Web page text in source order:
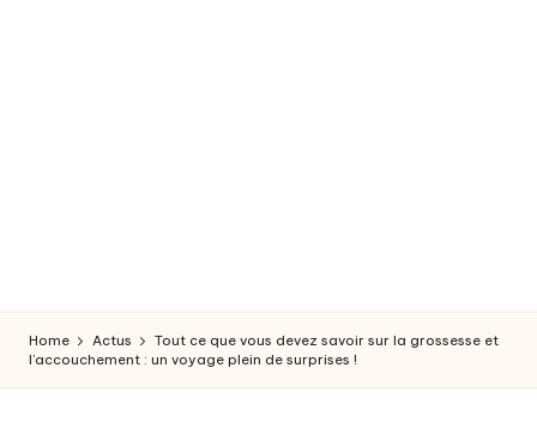
e
e
Home Actus
Tout ce que vous devez savoir sur la grossesse et
l’accouchement : un voyage plein de surprises !